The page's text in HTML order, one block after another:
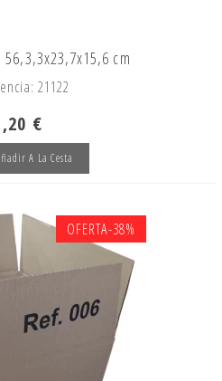
56,3,3x23,7x15,6 cm
21122
€
A La Cesta
OFERTA-38%